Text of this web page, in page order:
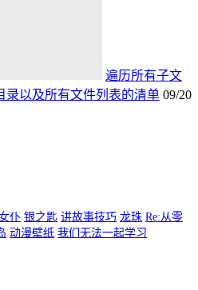
遍历所有子文
录以及所有文件列表的清单 09/20
仆 银之匙 讲故事技巧 龙珠 Re:从零
动漫壁纸 我们无法一起学习